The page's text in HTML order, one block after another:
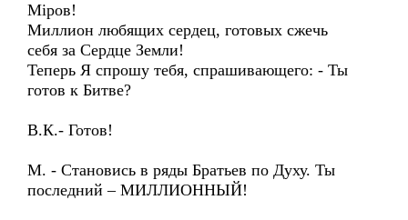
Мiров!
Миллион любящих сердец, готовых сжечь
себя за Сердце Земли!
Теперь Я спрошу тебя, спрашивающего: - Ты
готов к Битве?
В.К.- Готов!
М. - Становись в ряды Братьев по Духу. Ты
последний – МИЛЛИОННЫЙ!